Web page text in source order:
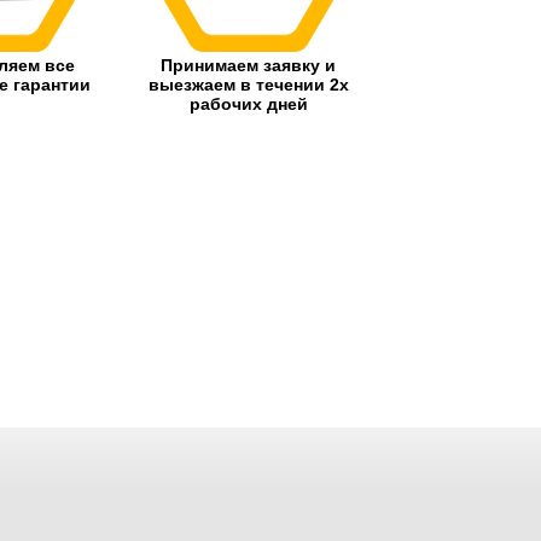
все
гарантии
Принимаем заявку и
выезжаем в течении 2х
рабочих дней